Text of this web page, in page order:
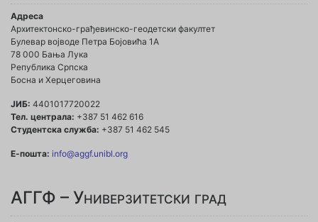
Адреса
Архитектонско-грађевинско-геодетски факултет
Булевар војводе Петра Бојовића 1A
78 000 Бања Лука
Република Српска
Босна и Херцеговина
ЈИБ: 4401017720022
Тел. централа: +387 51 462 616
Студентска служба: +387 51 462 545
Е-пошта: info@aggf.unibl.org
АГГФ – Универзитетски град